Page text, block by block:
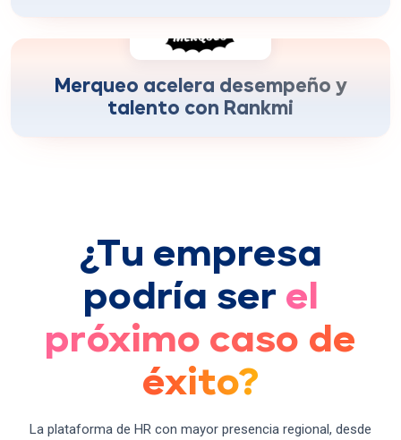
+230%planes de desarrollo
Merqueo acelera desempeño y
talento con Rankmi
¿Tu empresa
podría ser el
próximo caso de
éxito?
La plataforma de HR con mayor presencia regional, desde